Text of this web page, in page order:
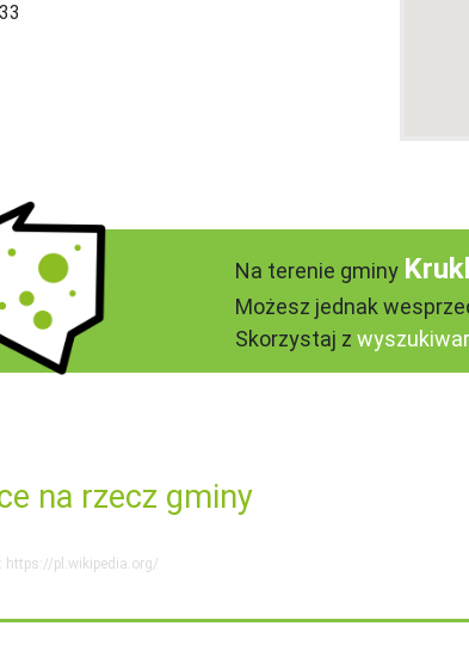
Na terenie gminy
Możesz jednak
Skorzystaj z
na rzecz gminy
https://pl.wikipedia.org/